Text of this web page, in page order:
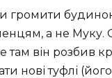
громити будинок
а не Муку.
там він розбив
нові туфлі (його